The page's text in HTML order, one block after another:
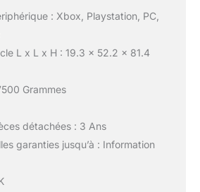
: Xbox, Playstation, PC,
L x L x H : 19.3 x 52.2 x 81.4
Grammes
détachées : 3 Ans
garanties jusqu’à : Information